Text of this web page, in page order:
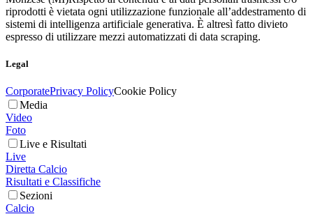
riprodotti è vietata ogni utilizzazione funzionale all’addestramento di
sistemi di intelligenza artificiale generativa. È altresì fatto divieto
espresso di utilizzare mezzi automatizzati di data scraping.
Legal
CorporatePrivacy PolicyCookie Policy
Media
Video
Foto
Live e Risultati
Live
Diretta Calcio
Risultati e Classifiche
Sezioni
Calcio